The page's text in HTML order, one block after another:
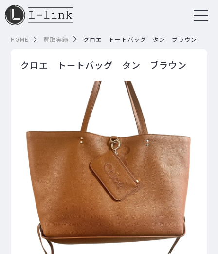
HOME 買取実績 クロエ トートバッグ タン ブラウン
クロエ トートバッグ タン ブラウン